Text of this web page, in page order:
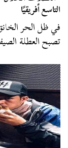
التاسع أفريقيًا
في ظل الحر
تصبح العطلة